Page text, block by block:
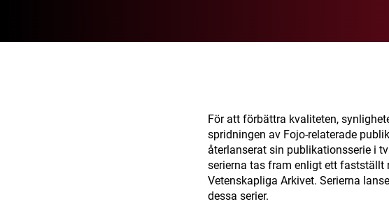
För att förbättra kvaliteten,
spridningen av Fojo-relaterade
återlanserat sin publikationsserie i
serierna tas fram enligt ett fastställt
Vetenskapliga Arkivet. Serierna
dessa serier.